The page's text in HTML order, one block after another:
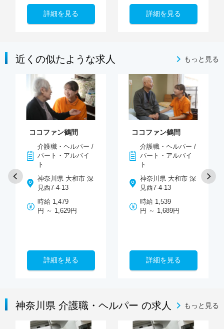
詳細を見る 詳細を見る
近くの似たような求人 もっと見る
ココファン鶴間
介護職・ヘルパー /
パート・アルバイ
ト
神奈川県 大和市 深
見西7-4-13
時給 1,479
円 ～ 1,629円
詳細を見る
ココファン鶴間
介護職・ヘルパー /
パート・アルバイ
ト
神奈川県 大和市 深
見西7-4-13
時給 1,539
円 ～ 1,689円
詳細を見る
神奈川県 介護職・ヘルパー の求人 もっと見る